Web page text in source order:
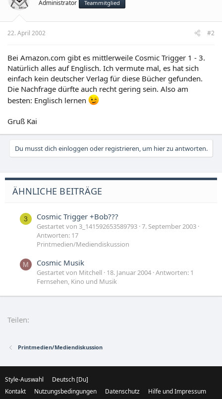
Administrator Teammitglied
22. April 2002 #2
Bei Amazon.com gibt es mittlerweile Cosmic Trigger 1 - 3.
Natürlich alles auf Englisch. Ich vermute mal, es hat sich
einfach kein deutscher Verlag für diese Bücher gefunden.
Die Nachfrage dürfte auch recht gering sein. Also am
besten: Englisch lernen
Gruß Kai
Du musst dich einloggen oder registrieren, um hier zu antworten.
ÄHNLICHE BEITRÄGE
3 Cosmic Trigger +Bob???
Gestartet von 3_141592653589793 7. September 2003
Antworten: 17
Printmedien/Mediendiskussion
M Cosmic Musik
Gestartet von Mitchell 18. Januar 2004 Antworten: 1
Fernsehen, Kino und Musik
Teilen:
Printmedien/Mediendiskussion
Style-Auswahl
Deutsch [Du]
Kontakt
Nutzungsbedingungen Datenschutz
Hilfe und Impressum